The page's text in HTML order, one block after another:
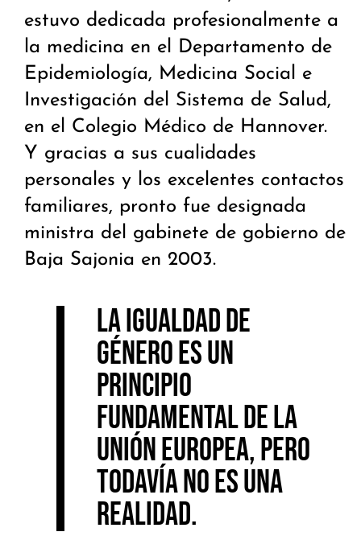
estuvo dedicada profesionalmente a
la medicina en el Departamento de
Epidemiología, Medicina Social e
Investigación del Sistema de Salud,
en el Colegio Médico de Hannover. ​
Y gracias a sus cualidades
personales y los excelentes contactos
familiares, pronto fue designada
ministra del gabinete de gobierno de
Baja Sajonia en 2003.
La igualdad de
género es un
principio
fundamental de la
Unión Europea, pero
todavía no es una
realidad.